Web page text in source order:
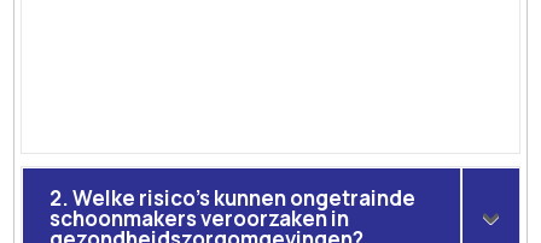
2. Welke risico's kunnen ongetrainde
schoonmakers veroorzaken in